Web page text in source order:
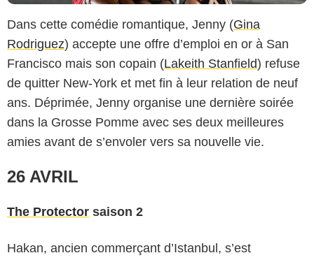
Dans cette comédie romantique, Jenny (Gina
Rodriguez) accepte une offre d’emploi en or à San
Francisco mais son copain (Lakeith Stanfield) refuse
de quitter New-York et met fin à leur relation de neuf
ans. Déprimée, Jenny organise une dernière soirée
dans la Grosse Pomme avec ses deux meilleures
amies avant de s’envoler vers sa nouvelle vie.
26 AVRIL
The Protector saison 2
Hakan, ancien commerçant d’Istanbul, s’est